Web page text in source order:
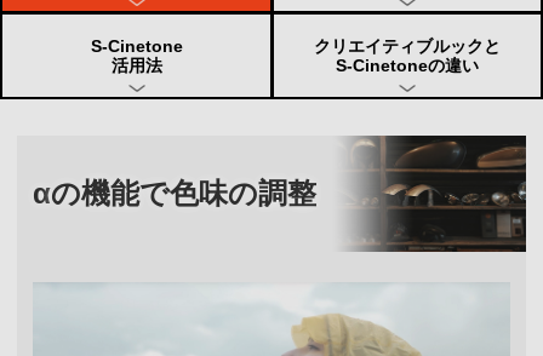
S-Cinetone
活用法
クリエイティブルックと
S-Cinetoneの違い
αの機能で色味の調整